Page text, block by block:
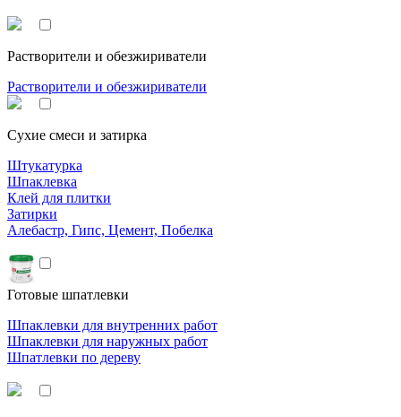
Растворители и обезжириватели
Растворители и обезжириватели
Сухие смеси и затирка
Штукатурка
Шпаклевка
Клей для плитки
Затирки
Алебастр, Гипс, Цемент, Побелка
Готовые шпатлевки
Шпаклевки для внутренних работ
Шпаклевки для наружных работ
Шпатлевки по дереву